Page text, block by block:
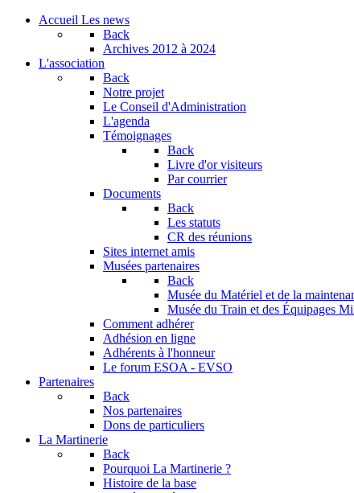
Accueil Les news
Back
Archives 2012 à 2024
L'association
Back
Notre projet
Le Conseil d'Administration
L'agenda
Témoignages
Back
Livre d'or visiteurs
Par courrier
Documents
Back
Les statuts
CR des réunions
Sites internet amis
Musées partenaires
Back
Musée du Matériel et de la
Musée du Train et des Équipages
Comment adhérer
Adhésion en ligne
Adhérents à l'honneur
Le forum ESOA - EVSO
Partenaires
Back
Nos partenaires
Dons de particuliers
La Martinerie
Back
Pourquoi La Martinerie ?
Histoire de la base